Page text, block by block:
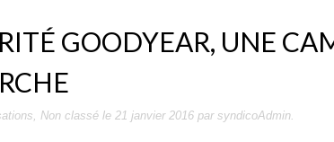
GOODYEAR, UNE
, Non classé le 21 janvier 2016 par syndicoAdmin.